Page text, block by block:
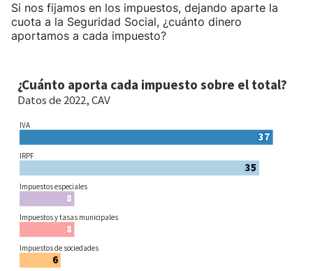
Si nos fijamos en los impuestos, dejando aparte la
cuota a la Seguridad Social, ¿cuánto dinero
aportamos a cada impuesto?